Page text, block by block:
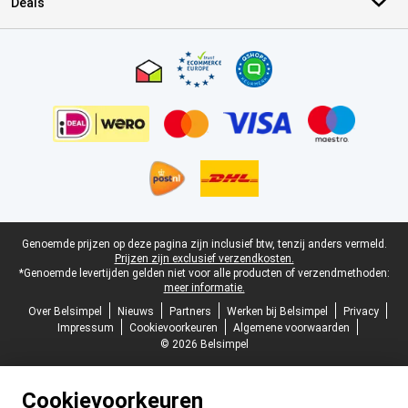
Juridische voettekst
Genoemde prijzen op deze pagina zijn inclusief btw, tenzij anders vermeld.
Prijzen zijn exclusief verzendkosten.
*Genoemde levertijden gelden niet voor alle producten of verzendmethoden:
meer informatie.
Over Belsimpel
Nieuws Partners Werken bij Belsimpel
Privacy
Impressum
Cookievoorkeuren
Algemene voorwaarden
© 2026 Belsimpel
Cookievoorkeuren